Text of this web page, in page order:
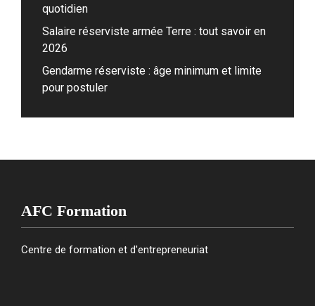
quotidien
Salaire réserviste armée Terre : tout savoir en
2026
Gendarme réserviste : âge minimum et limite
pour postuler
AFC Formation
Centre de formation et d'entrepreneuriat